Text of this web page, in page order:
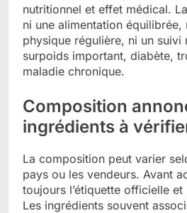
nutritionnel et effet médical.
ni une alimentation équilibrée,
physique régulière, ni un suivi
surpoids important, diabète,
maladie chronique.
Composition
ingrédients à
La composition peut varier
pays ou les vendeurs. Avant
toujours l’étiquette officielle
Les ingrédients souvent